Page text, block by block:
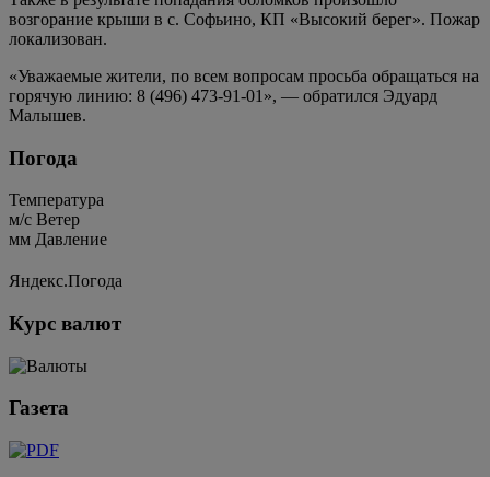
возгорание крыши в с. Софьино, КП «Высокий берег». Пожар
локализован.
«Уважаемые жители, по всем вопросам просьба обращаться на
горячую линию: 8 (496) 473-91-01», — обратился Эдуард
Малышев.
Погода
Температура
м/c Ветер
мм Давление
Яндекс.Погода
Курс валют
Газета